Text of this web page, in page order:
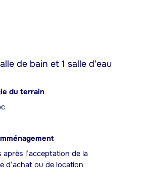
de bain et 1 salle d'eau
du terrain
après l’acceptation de la
d’achat ou de location